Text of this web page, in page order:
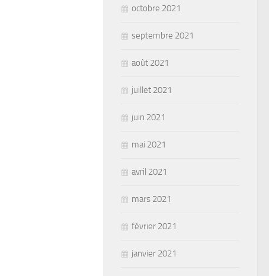
octobre 2021
septembre 2021
août 2021
juillet 2021
juin 2021
mai 2021
avril 2021
mars 2021
février 2021
janvier 2021